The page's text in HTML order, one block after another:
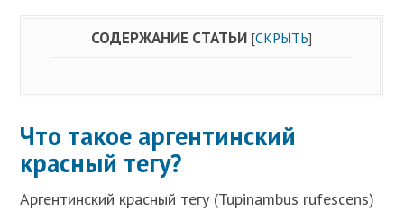
СОДЕРЖАНИЕ СТАТЬИ [СКРЫТЬ]
Что такое аргентинский
красный тегу?
Аргентинский красный тегу (Tupinambus rufescens)